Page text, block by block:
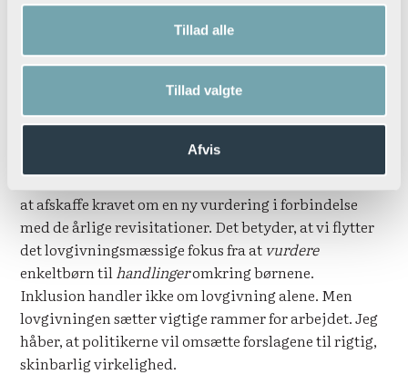
Tillad alle
Tillad valgte
Afvis
stilles også krav om opfølgning mindst hver tredje
og kapacitet på skolen til at arbejde med
Fælles for vores forslag er, at der skal bruges flere
gengæld foreslår vi at lette arbejdet med de
pædagogisk-psykologiske vurderinger, herunder også
at afskaffe kravet om en ny vurdering i forbindelse
med de årlige revisitationer. Det betyder, at vi flytter
det lovgivningsmæssige fokus fra at vurdere
enkeltbørn til handlingeromkring børnene.
Inklusion handler ikke om lovgivning alene. Men
lovgivningen sætter vigtige rammer for arbejdet. Jeg
håber, at politikerne vil omsætte forslagene til rigtig,
skinbarlig virkelighed.